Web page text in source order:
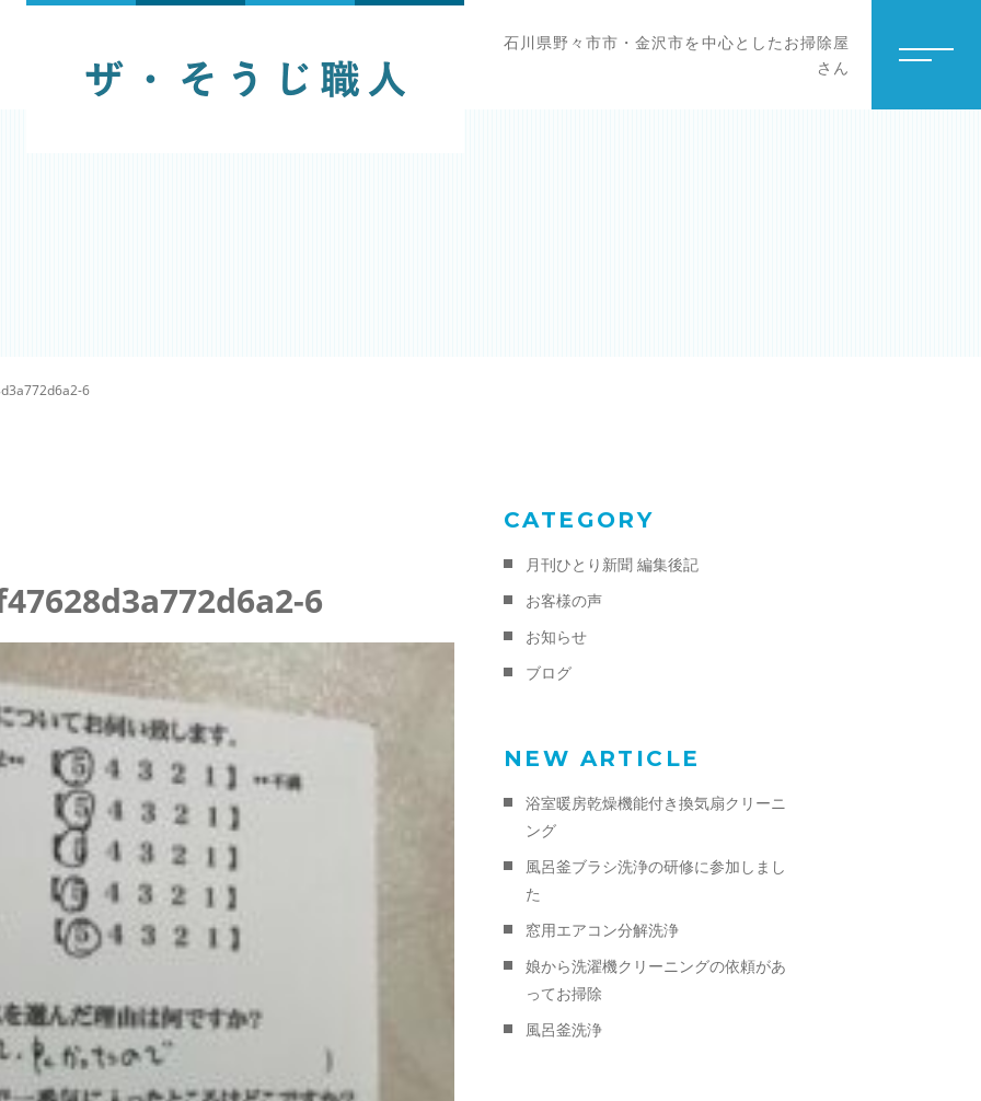
石川県野々市市・金沢市を中心としたお掃除屋
さん
6
6
CATEGORY
月刊ひとり新聞 編集後記
お客様の声
お知らせ
ブログ
NEW ARTICLE
浴室暖房乾燥機能付き換気扇クリーニ
ング
風呂釜ブラシ洗浄の研修に参加しまし
た
窓用エアコン分解洗浄
娘から洗濯機クリーニングの依頼があ
ってお掃除
風呂釜洗浄